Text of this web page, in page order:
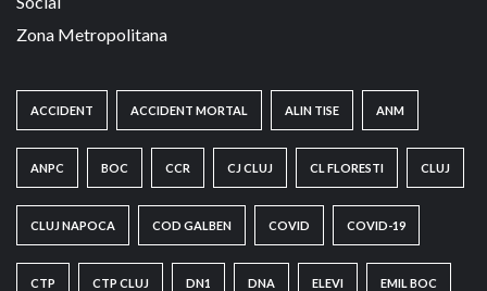
Zona Metropolitana
ACCIDENT ACCIDENT MORTAL ALIN TISE ANM
ANPC BOC CCR CJ CLUJ CL FLORESTI CLUJ
CLUJ NAPOCA COD GALBEN COVID COVID-19
CTP CTP CLUJ DN1 DNA ELEVI EMIL BOC